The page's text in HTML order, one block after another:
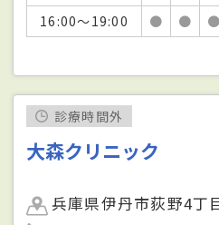
16:00～19:00
● ● ●
診療時間外
大森クリニック
兵庫県伊丹市荻野4丁